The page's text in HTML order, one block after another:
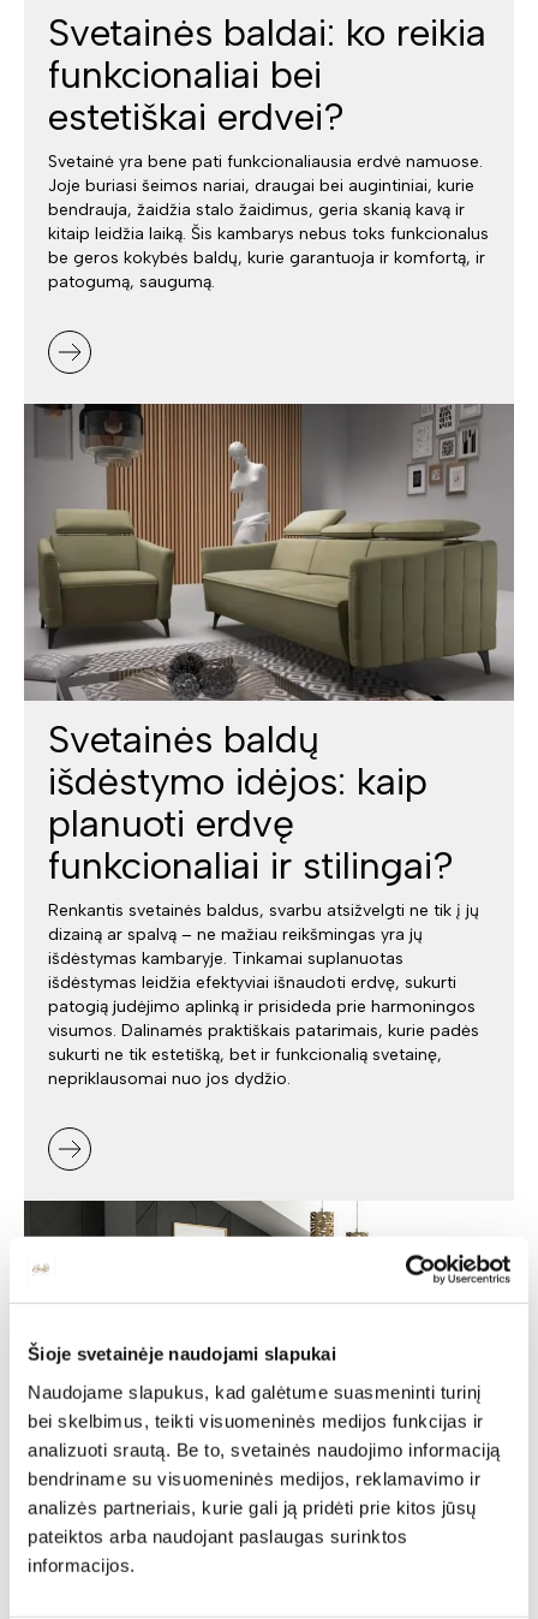
Šioje svetainėje naudojami slapukai
Naudojame slapukus, kad galėtume suasmeninti turinį
bei skelbimus, teikti visuomeninės medijos funkcijas ir
analizuoti srautą. Be to, svetainės naudojimo informaciją
bendriname su visuomeninės medijos, reklamavimo ir
analizės partneriais, kurie gali ją pridėti prie kitos jūsų
pateiktos arba naudojant paslaugas surinktos
informacijos.
Svetainės baldai: ko reikia
funkcionaliai bei
estetiškai erdvei?
Svetainė yra bene pati funkcionaliausia erdvė namuose.
Joje buriasi šeimos nariai, draugai bei augintiniai, kurie
bendrauja, žaidžia stalo žaidimus, geria skanią kavą ir
kitaip leidžia laiką. Šis kambarys nebus toks funkcionalus
be geros kokybės baldų, kurie garantuoja ir komfortą, ir
patogumą, saugumą.
Svetainės baldų
išdėstymo idėjos: kaip
planuoti erdvę
funkcionaliai ir stilingai?
Renkantis svetainės baldus, svarbu atsižvelgti ne tik į jų
dizainą ar spalvą – ne mažiau reikšmingas yra jų
išdėstymas kambaryje. Tinkamai suplanuotas
išdėstymas leidžia efektyviai išnaudoti erdvę, sukurti
patogią judėjimo aplinką ir prisideda prie harmoningos
visumos. Dalinamės praktiškais patarimais, kurie padės
sukurti ne tik estetišką, bet ir funkcionalią svetainę,
nepriklausomai nuo jos dydžio.
Minkšti baldai -
jaukumas ir stilius jūsų